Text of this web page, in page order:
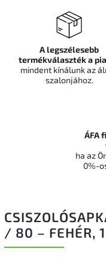
/ 80 – FEHÉR,
A legszélesebb
termékválaszték a
mindent kínálunk az
szalonjához.
ÁFA
ha az
0%-